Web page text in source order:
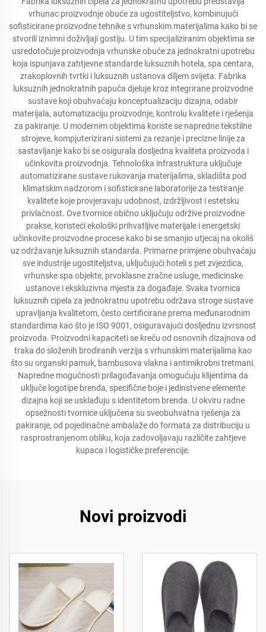
vrhunac proizvodnje obuće za ugostiteljstvo, kombinujući
sofisticirane proizvodne tehnike s vrhunskim materijalima kako bi se
stvorili iznimni doživljaji gostiju. U tim specijaliziranim objektima se
usredotočuje proizvodnja vrhunske obuće za jednokratni upotrebu
koja ispunjava zahtjevne standarde luksuznih hotela, spa centara,
zrakoplovnih tvrtki i luksuznih ustanova diljem svijeta. Fabrika
luksuznih jednokratnih papuča djeluje kroz integrirane proizvodne
sustave koji obuhvaćaju konceptualizaciju dizajna, odabir
materijala, automatizaciju proizvodnje, kontrolu kvalitete i rješenja
za pakiranje. U modernim objektima koriste se napredne tekstilne
strojeve, kompjuterizirani sistemi za rezanje i precizne linije za
sastavljanje kako bi se osigurala dosljedna kvaliteta proizvoda i
učinkovita proizvodnja. Tehnološka infrastruktura uključuje
automatizirane sustave rukovanja materijalima, skladišta pod
klimatskim nadzorom i sofisticirane laboratorije za testiranje
kvalitete koje provjeravaju udobnost, izdržljivost i estetsku
privlačnost. Ove tvornice obično uključuju održive proizvodne
prakse, koristeći ekološki prihvatljive materijale i energetski
učinkovite proizvodne procese kako bi se smanjio utjecaj na okoliš
uz održavanje luksuznih standarda. Primarne primjene obuhvaćaju
sve industrije ugostiteljstva, uključujući hoteli s pet zvjezdica,
vrhunske spa objekte, prvoklasne zračne usluge, medicinske
ustanove i ekskluzivna mjesta za događaje. Svaka tvornica
luksuznih cipela za jednokratnu upotrebu održava stroge sustave
upravljanja kvalitetom, često certificirane prema međunarodnim
standardima kao što je ISO 9001, osiguravajući dosljednu izvrsnost
proizvoda. Proizvodni kapaciteti se kreću od osnovnih dizajnova od
traka do složenih brodiranih verzija s vrhunskim materijalima kao
što su organski pamuk, bambusova vlakna i antimikrobni tretmani.
Napredne mogućnosti prilagođavanja omogućuju klijentima da
uključe logotipe brenda, specifične boje i jedinstvene elemente
dizajna koji se usklađuju s identitetom brenda. U okviru radne
opsežnosti tvornice uključena su sveobuhvatna rješenja za
pakiranje, od pojedinačne ambalaže do formata za distribuciju u
rasprostranjenom obliku, koja zadovoljavaju različite zahtjeve
kupaca i logističke preferencije.
Novi proizvodi